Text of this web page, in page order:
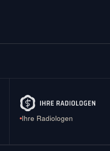
Ihre Radiologen